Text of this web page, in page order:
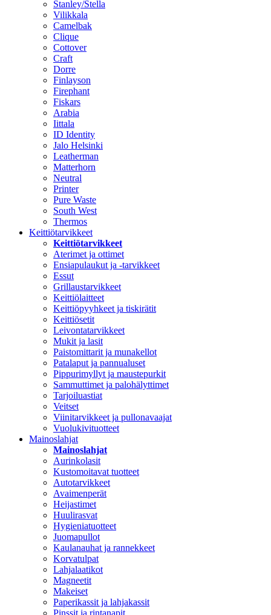
Stanley/Stella
Vilikkala
Camelbak
Clique
Cottover
Craft
Dorre
Finlayson
Firephant
Fiskars
Arabia
Iittala
ID Identity
Jalo Helsinki
Leatherman
Matterhorn
Neutral
Printer
Pure Waste
South West
Thermos
Keittiötarvikkeet
Keittiötarvikkeet
Aterimet ja ottimet
Ensiapulaukut ja -tarvikkeet
Essut
Grillaustarvikkeet
Keittiölaitteet
Keittiöpyyhkeet ja tiskirätit
Keittiösetit
Leivontatarvikkeet
Mukit ja lasit
Paistomittarit ja munakellot
Patalaput ja pannualuset
Pippurimyllyt ja maustepurkit
Sammuttimet ja palohälyttimet
Tarjoiluastiat
Veitset
Viinitarvikkeet ja pullonavaajat
Vuolukivituotteet
Mainoslahjat
Mainoslahjat
Aurinkolasit
Kustomoitavat tuotteet
Autotarvikkeet
Avaimenperät
Heijastimet
Huulirasvat
Hygieniatuotteet
Juomapullot
Kaulanauhat ja rannekkeet
Korvatulpat
Lahjalaatikot
Magneetit
Makeiset
Paperikassit ja lahjakassit
Pinssit ja rintanapit